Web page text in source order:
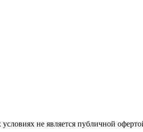
не является публичной